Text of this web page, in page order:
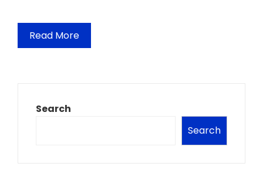
Read More
Search
Search